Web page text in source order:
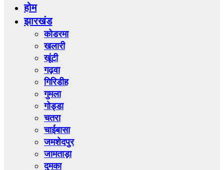
होम
झारखंड
कोडरमा
खलारी
खूंटी
गढ़वा
गिरिडीह
गुमला
गोड्डा
चतरा
चाईबासा
जमशेदपुर
जामताड़ा
दुमका